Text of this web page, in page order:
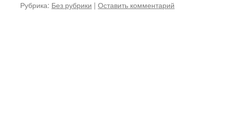
Рубрика: Без рубрики | Оставить комментарий